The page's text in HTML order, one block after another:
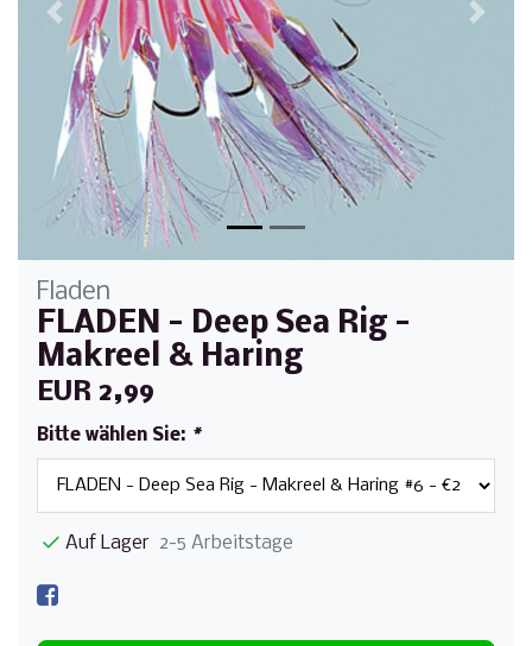
Zurück
Fladen
FLADEN - Deep Sea Rig -
Makreel & Haring
EUR 2,99
Bitte wählen Sie: *
Auf Lager 2-5 Arbeitstage